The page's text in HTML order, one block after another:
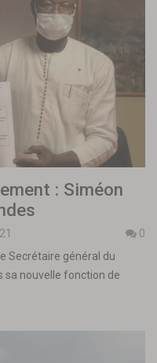
: Siméon
0
Secrétaire général du
sa nouvelle fonction de